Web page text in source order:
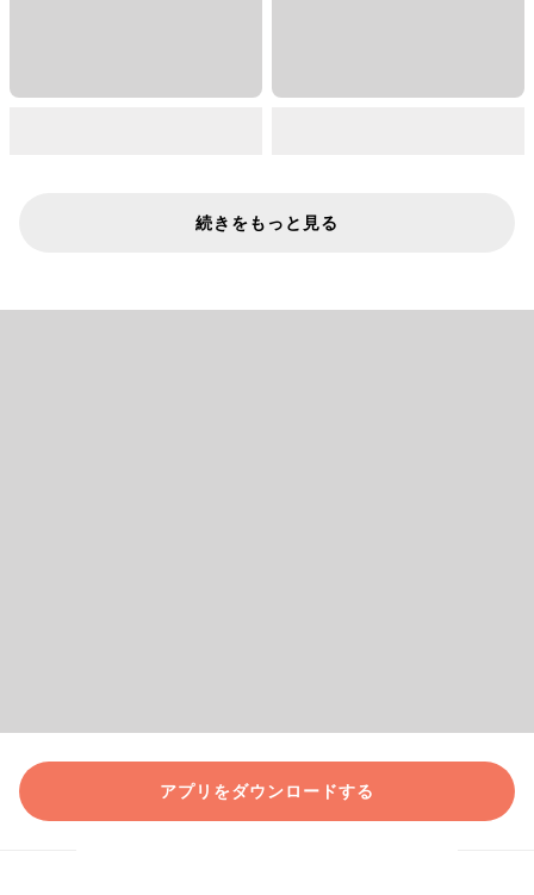
続きをもっと見る
アプリをダウンロードする